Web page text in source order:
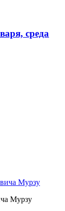
среда
Мурзу